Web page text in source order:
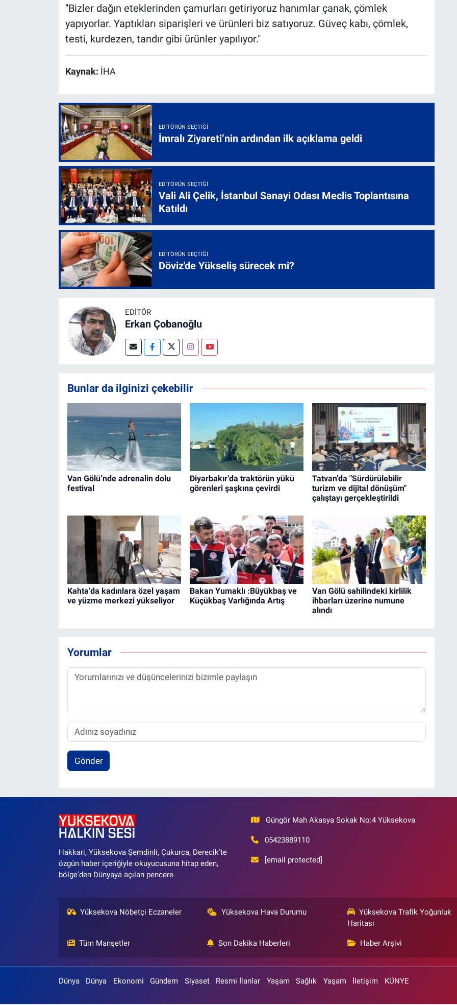
"Bizler dağın eteklerinden çamurları getiriyoruz hanımlar çanak, çömlek
yapıyorlar. Yaptıkları siparişleri ve ürünleri biz satıyoruz. Güveç kabı, çömlek,
testi, kurdezen, tandır gibi ürünler yapılıyor."
Kaynak: İHA
EDITÖRÜN SEÇTIĞI
İmralı Ziyareti’nin ardından ilk açıklama geldi
EDITÖRÜN SEÇTIĞI
Vali Ali Çelik, İstanbul Sanayi Odası Meclis Toplantısına
Katıldı
EDITÖRÜN SEÇTIĞI
Döviz'de Yükseliş sürecek mi?
EDITÖR
Erkan Çobanoğlu
Bunlar da ilginizi çekebilir
Van Gölü’nde adrenalin dolu
festival
Diyarbakır’da traktörün yükü
görenleri şaşkına çevirdi
Tatvan’da "Sürdürülebilir
turizm ve dijital dönüşüm"
çalıştayı gerçekleştirildi
Kahta’da kadınlara özel yaşam
ve yüzme merkezi yükseliyor
Bakan Yumaklı :Büyükbaş ve
Küçükbaş Varlığında Artış
Van Gölü sahilindeki kirlilik
ihbarları üzerine numune
alındı
Yorumlar
Gönder
Hakkari, Yüksekova Şemdinli, Çukurca, Derecik'te
özgün haber içeriğiyle okuyucusuna hitap eden,
bölge'den Dünyaya açılan pencere
Güngör Mah Akasya Sokak No:4 Yüksekova
05423889110
[email protected]
Yüksekova Nöbetçi Eczaneler Yüksekova Hava Durumu
Yüksekova Trafik Yoğunluk
Haritası
Tüm Manşetler Son Dakika Haberleri Haber Arşivi
Dünya Dünya Ekonomi Gündem Siyaset Resmi İlanlar Yaşam Sağlık Yaşam İletişim KÜNYE